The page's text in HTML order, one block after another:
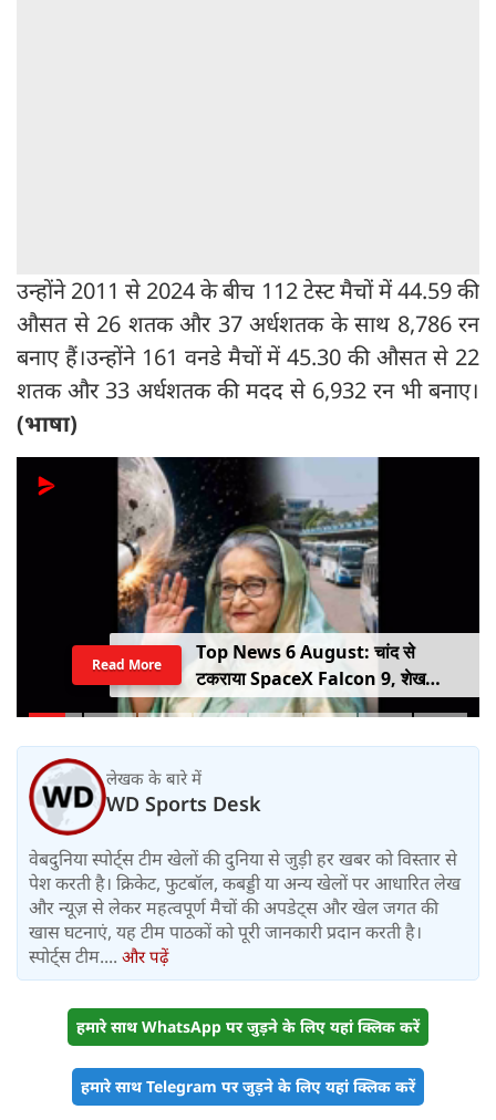
उन्होंने 2011 से 2024 के बीच 112 टेस्ट मैचों में 44.59 की
औसत से 26 शतक और 37 अर्धशतक के साथ 8,786 रन
बनाए हैं।उन्होंने 161 वनडे मैचों में 45.30 की औसत से 22
शतक और 33 अर्धशतक की मदद से 6,932 रन भी बनाए।
(भाषा)
Top News 6 August: चांद से
टकराया SpaceX Falcon 9, शेख
हसीना की घर वापसी का ऐलान, MP में बस
Read More
लेखक के बारे में
WD Sports Desk
वेबदुनिया स्पोर्ट्स टीम खेलों की दुनिया से जुड़ी हर खबर को विस्तार से
पेश करती है। क्रिकेट, फुटबॉल, कबड्डी या अन्य खेलों पर आधारित लेख
और न्यूज़ से लेकर महत्वपूर्ण मैचों की अपडेट्स और खेल जगत की
खास घटनाएं, यह टीम पाठकों को पूरी जानकारी प्रदान करती है।
स्पोर्ट्स टीम.... और पढ़ें
हमारे साथ WhatsApp पर जुड़ने के लिए यहां क्लिक करें
हमारे साथ Telegram पर जुड़ने के लिए यहां क्लिक करें